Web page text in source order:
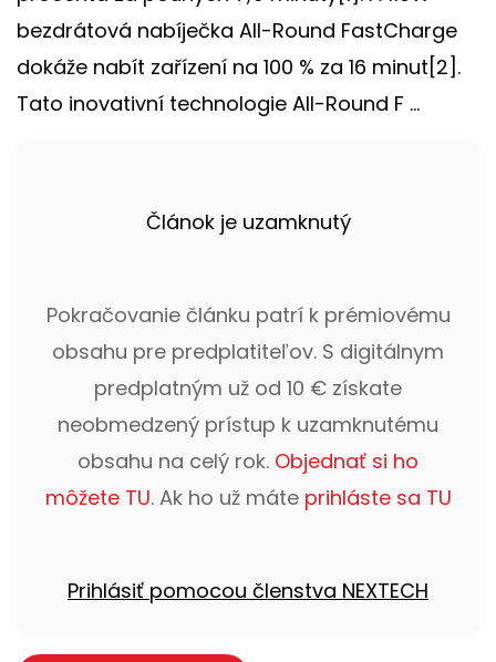
bezdrátová nabíječka All-Round FastCharge
dokáže nabít zařízení na 100 % za 16 minut[2].
Tato inovativní technologie All-Round F ...
Článok je uzamknutý
Pokračovanie článku patrí k prémiovému
obsahu pre predplatiteľov. S digitálnym
predplatným už od 10 € získate
neobmedzený prístup k uzamknutému
obsahu na celý rok. Objednať si ho
môžete TU. Ak ho už máte prihláste sa TU
Prihlásiť pomocou členstva NEXTECH